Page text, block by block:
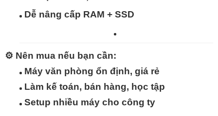
Dễ nâng cấp RAM + SSD
⚙️ Nên mua nếu bạn cần:
Máy văn phòng ổn định, giá rẻ
Làm kế toán, bán hàng, học tập
Setup nhiều máy cho công ty